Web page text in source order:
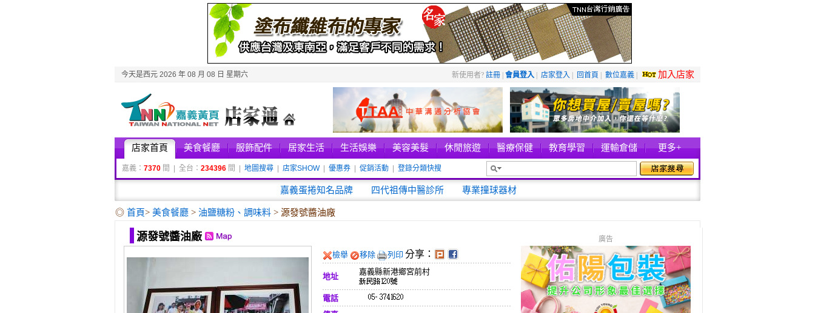
今天是西元 2026 年 08 月 08 日 星期六 新使用者? 註冊| 會員登入| 店家登入 回首頁 數位嘉義| 加入店家
店家首頁 美食餐廳 服飾配件 居家生活 生活娛樂 美容美髮 休閒旅遊 醫療保健 教育學習 運輸倉儲 更多+
嘉義： 7370 間 | 全台： 234396 間 | 地圖搜尋 店家SHOW| 優惠券 促銷活動 登錄分類快搜
嘉義蛋捲知名品牌 四代祖傳中醫診所 專業撞球器材
◎ 首頁> 美食餐廳 > 油鹽糖粉、調味料 > 源發號醬油廠
源發號醬油廠
檢舉 移除 列印 分享：
地址
嘉義縣新港鄉宮前村
電話
廣告